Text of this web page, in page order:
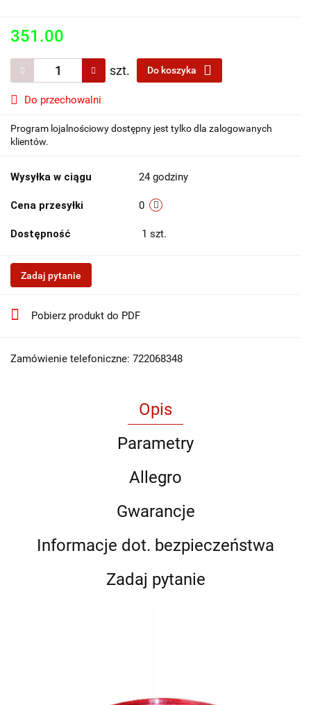
351.00
szt. Do koszyka
Do przechowalni
Program lojalnościowy dostępny jest tylko dla zalogowanych
klientów.
Wysyłka w ciągu 24 godziny
Cena przesyłki 0
Dostępność 1 szt.
Zadaj pytanie
Pobierz produkt do PDF
Zamówienie telefoniczne: 722068348
Opis
Parametry
Allegro
Gwarancje
Informacje dot. bezpieczeństwa
Zadaj pytanie